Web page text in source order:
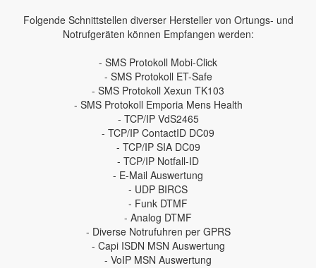
Folgende Schnittstellen diverser Hersteller von Ortungs- und
Notrufgeräten können Empfangen werden:
- SMS Protokoll Mobi-Click
- SMS Protokoll ET-Safe
- SMS Protokoll Xexun TK103
- SMS Protokoll Emporia Mens Health
- TCP/IP VdS2465
- TCP/IP ContactID DC09
- TCP/IP SIA DC09
- TCP/IP Notfall-ID
- E-Mail Auswertung
- UDP BIRCS
- Funk DTMF
- Analog DTMF
- Diverse Notrufuhren per GPRS
- Capi ISDN MSN Auswertung
- VoIP MSN Auswertung